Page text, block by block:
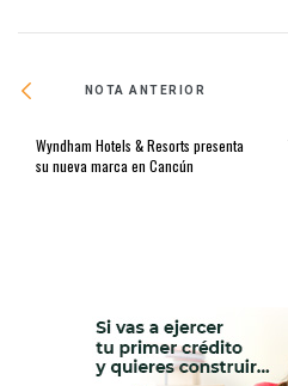
NOTA ANTERIOR
Wyndham Hotels & Resorts presenta
su nueva marca en Cancún